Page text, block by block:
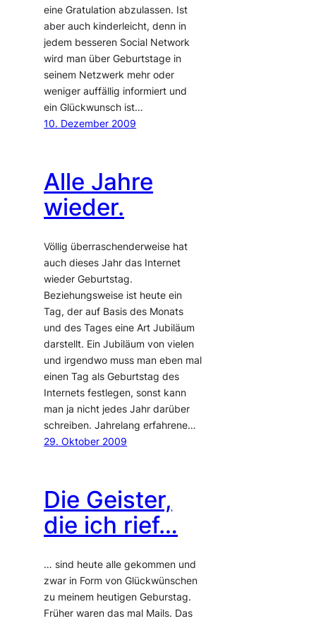
eine Gratulation abzulassen. Ist
aber auch kinderleicht, denn in
jedem besseren Social Network
wird man über Geburtstage in
seinem Netzwerk mehr oder
weniger auffällig informiert und
ein Glückwunsch ist…
10. Dezember 2009
Alle Jahre
wieder.
Völlig überraschenderweise hat
auch dieses Jahr das Internet
wieder Geburtstag.
Beziehungsweise ist heute ein
Tag, der auf Basis des Monats
und des Tages eine Art Jubiläum
darstellt. Ein Jubiläum von vielen
und irgendwo muss man eben mal
einen Tag als Geburtstag des
Internets festlegen, sonst kann
man ja nicht jedes Jahr darüber
schreiben. Jahrelang erfahrene…
29. Oktober 2009
Die Geister,
die ich rief…
… sind heute alle gekommen und
zwar in Form von Glückwünschen
zu meinem heutigen Geburstag.
Früher waren das mal Mails. Das